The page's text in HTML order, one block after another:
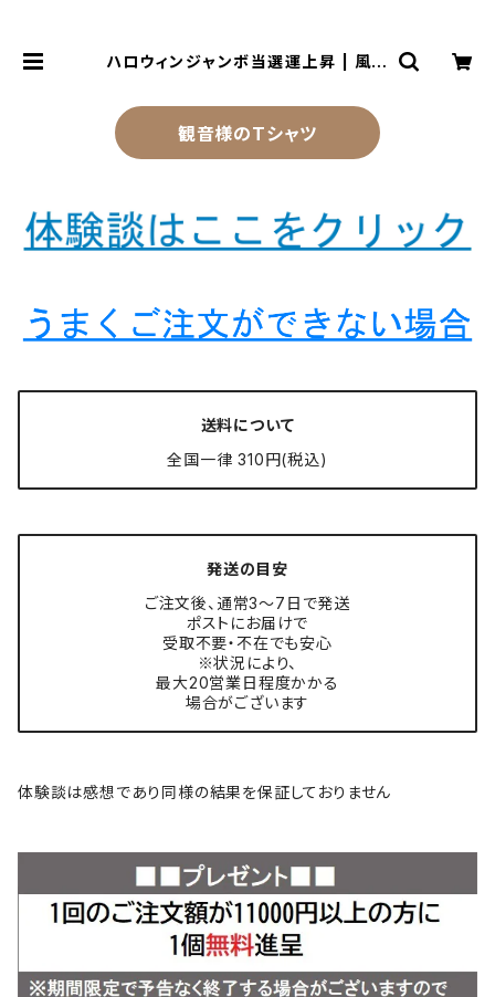
ハロウィンジャンボ当選運上昇 | 風水
観音様のTシャツ
送料について
全国一律 310円(税込)
発送の目安
ご注文後、通常3〜7日で発送
ポストにお届けで
受取不要・不在でも安心
※状況により、
最大20営業日程度かかる
場合がございます
体験談は感想であり同様の結果を保証しておりません